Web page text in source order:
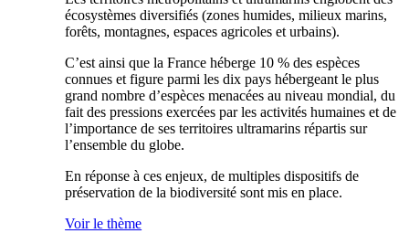
écosystèmes diversifiés (zones humides, milieux marins,
forêts, montagnes, espaces agricoles et urbains).
C’est ainsi que la France héberge 10 % des espèces
connues et figure parmi les dix pays hébergeant le plus
grand nombre d’espèces menacées au niveau mondial, du
fait des pressions exercées par les activités humaines et de
l’importance de ses territoires ultramarins répartis sur
l’ensemble du globe.
En réponse à ces enjeux, de multiples dispositifs de
préservation de la biodiversité sont mis en place.
Voir le thème